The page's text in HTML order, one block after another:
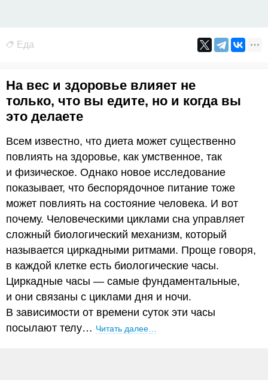
Еда
На вес и здоровье влияет не
только, что вы едите, но и когда вы
это делаете
Всем известно, что диета может существенно
повлиять на здоровье, как умственное, так
и физическое. Однако новое исследование
показывает, что беспорядочное питание тоже
может повлиять на состояние человека. И вот
почему. Человеческими циклами сна управляет
сложный биологический механизм, который
называется циркадными ритмами. Проще говоря,
в каждой клетке есть биологические часы.
Циркадные часы — самые фундаментальные,
и они связаны с циклами дня и ночи.
В зависимости от времени суток эти часы
посылают телу… Читать далее…